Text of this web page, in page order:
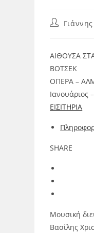
ΑΙΘΟΥΣΑ
ΒΟΤΣΕΚ
ΟΠΕΡΑ –
Ιανουάριος
ΕΙΣΙΤΗΡΙΑ
SHARE
Μουσική
Βασίλης